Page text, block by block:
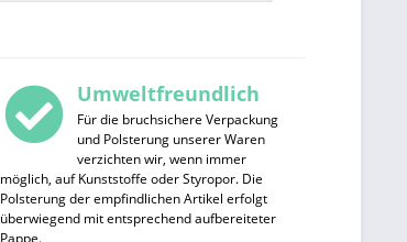
Umweltfreundlich
Für die bruchsichere Verpackung
und Polsterung unserer Waren
verzichten wir, wenn immer
möglich, auf Kunststoffe oder Styropor. Die
Polsterung der empfindlichen Artikel erfolgt
überwiegend mit entsprechend aufbereiteter